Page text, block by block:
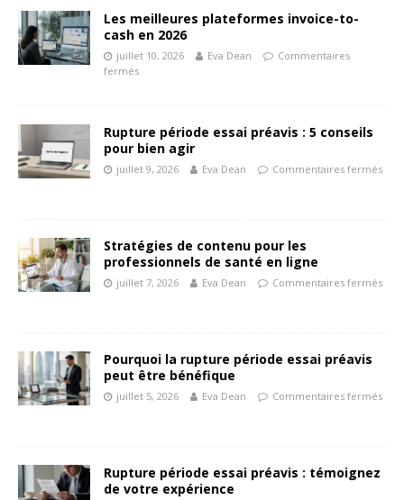
Les meilleures plateformes invoice-to-
cash en 2026
juillet 10, 2026 Eva Dean
Commentaires
fermés
Rupture période essai préavis : 5 conseils
pour bien agir
juillet 9, 2026 Eva Dean Commentaires fermés
Stratégies de contenu pour les
professionnels de santé en ligne
juillet 7, 2026 Eva Dean Commentaires fermés
Pourquoi la rupture période essai préavis
peut être bénéfique
juillet 5, 2026 Eva Dean Commentaires fermés
Rupture période essai préavis : témoignez
de votre expérience